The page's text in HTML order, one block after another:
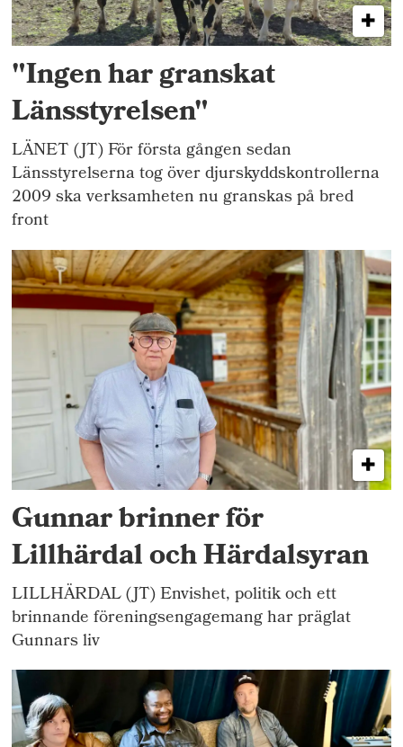
"Ingen har granskat
Länsstyrelsen"
LÄNET (JT) För första gången sedan
Länsstyrelserna tog över djurskyddskontrollerna
2009 ska verksamheten nu granskas på bred
front
Gunnar brinner för
Lillhärdal och Härdalsyran
LILLHÄRDAL (JT) Envishet, politik och ett
brinnande föreningsengagemang har präglat
Gunnars liv